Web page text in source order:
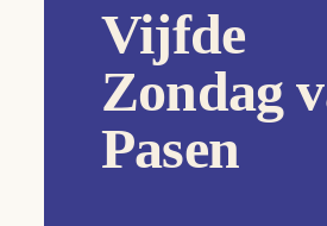
29e Zondag
2e Zondag
2e Zondag
30e Zondag
Vijfde
Zondag
Pasen